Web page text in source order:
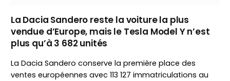
La Dacia Sandero reste la voiture la plus
vendue d’Europe, mais le Tesla Model Y n’est
plus qu’à 3 682 unités
La Dacia Sandero conserve la première place des
ventes européennes avec 113 127 immatriculations au